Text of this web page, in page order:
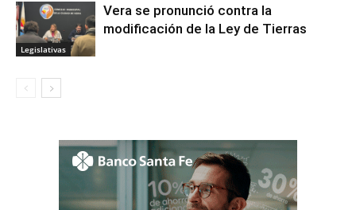
Legislativas
Vera se pronunció contra la
modificación de la Ley de Tierras